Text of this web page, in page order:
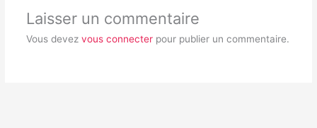
Laisser un commentaire
Vous devez vous connecterpour publier un commentaire.